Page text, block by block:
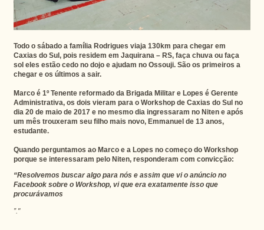
Todo o sábado a família Rodrigues viaja 130km para chegar em
Caxias do Sul, pois residem em Jaquirana – RS, faça chuva ou faça
sol eles estão cedo no dojo e ajudam no Ossouji. São os primeiros a
chegar e os últimos a sair.
Marco é 1º Tenente reformado da Brigada Militar e Lopes é Gerente
Administrativa, os dois vieram para o Workshop de Caxias do Sul no
dia 20 de maio de 2017 e no mesmo dia ingressaram no Niten e após
um mês trouxeram seu filho mais novo, Emmanuel de 13 anos,
estudante.
Quando perguntamos ao Marco e a Lopes no começo do Workshop
porque se interessaram pelo Niten, responderam com convicção:
“Resolvemos buscar algo para nós e assim que vi o anúncio no
Facebook sobre o Workshop, vi que era exatamente isso que
procurávamos
”."